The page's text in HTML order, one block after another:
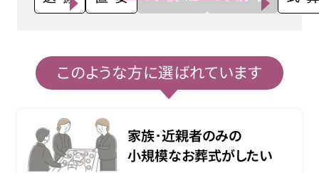
このような方に選ばれています
家族･近親者のみの
小規模なお葬式がしたい